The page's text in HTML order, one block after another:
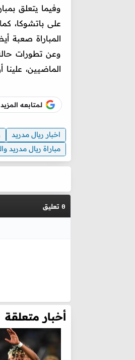
وفيما يتعلق
على باتشوكا،
المباراة صعبة
وعن تطورات
الماضيين،
لمتابعه
اخبار ريال مدريد
مباراة ريال مدريد
0 تعليق
أخبار متعلقة